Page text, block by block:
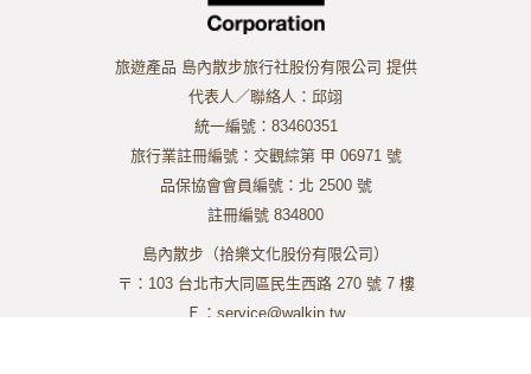
旅遊產品 島內散步旅行社股份有限公司 提供
代表人／聯絡人：邱翊
統一編號：83460351
旅行業註冊編號：交觀綜第 甲 06971 號
品保協會會員編號：北 2500 號
註冊編號 834800
島內散步（拾樂文化股份有限公司）
〒：103 台北市大同區民生西路 270 號 7 樓
Ｅ：service@walkin.tw